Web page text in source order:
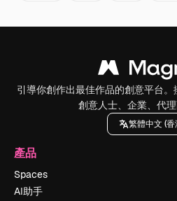
引導你創作出最佳作品的創意平台
創意人士、企業、代理
繁體中文 (香
產品
Spaces
AI助手